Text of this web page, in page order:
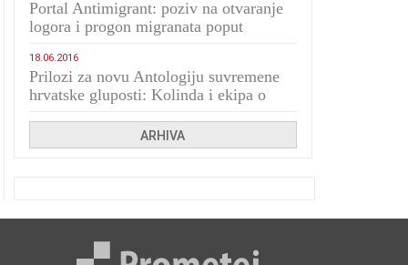
Portal Antimigrant: poziv na otvaranje
logora i progon migranata poput
18.06.2016
Prilozi za novu Antologiju suvremene
hrvatske gluposti: Kolinda i ekipa o
ARHIVA